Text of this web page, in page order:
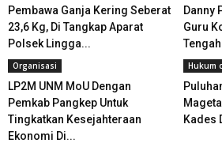
Pembawa Ganja Kering Seberat
23,6 Kg, Di Tangkap Aparat
Polsek Lingga...
Danny
Guru
Organisasi
LP2M UNM MoU Dengan
Pemkab Pangkep Untuk
Tingkatkan Kesejahteraan
Ekonomi Di...
Hukum
Kades